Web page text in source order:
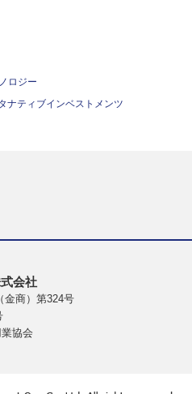
ロジー
ナティブインベストメンツ
会社
金商）第324号
協会